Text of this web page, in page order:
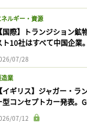
ルギー・資源
【国際】トランジション
ト10社はすべて中国企業
07/28
業
【イギリス】ジャガー・ラ
型コンセプトカー発表。
07/12